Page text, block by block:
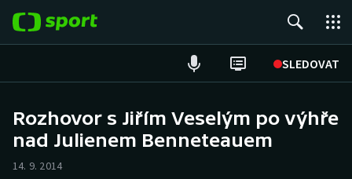
SLEDOVAT
Hokej
Rozhovor s Jiřím Veselým po výhře
nad Julienem Benneteauem
14. 9. 2014